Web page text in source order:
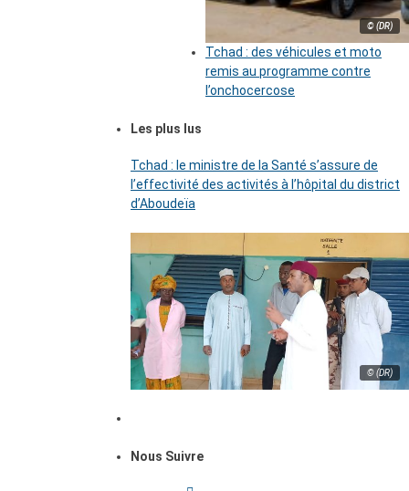
© (DR)
Tchad : des véhicules et moto
remis au programme contre
l’onchocercose
Les plus lus
Tchad : le ministre de la Santé s’assure de
l’effectivité des activités à l’hôpital du district
d’Aboudeïa
© (DR)
Nous Suivre